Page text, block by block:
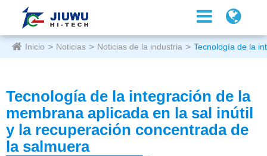
Inicio Noticias Noticias de la industria Tecnología de la
Tecnología de la integración de la
membrana aplicada en la sal inútil
y la recuperación concentrada de
la salmuera